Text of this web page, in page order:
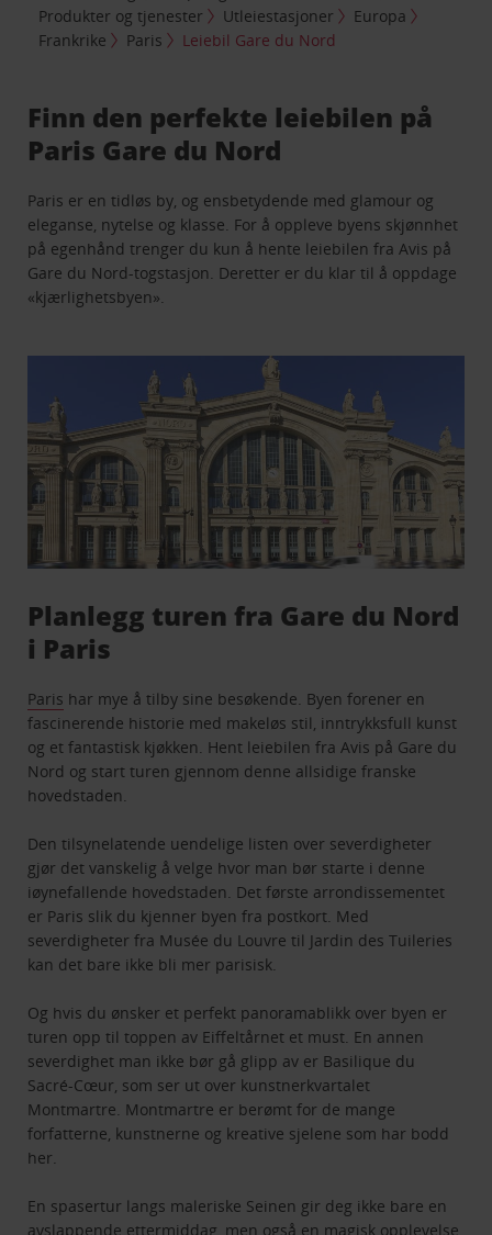
Produkter og tjenester
Utleiestasjoner
Europa
Frankrike
Paris Leiebil Gare du Nord
Finn den perfekte leiebilen på
Paris Gare du Nord
Paris er en tidløs by, og ensbetydende med glamour og
eleganse, nytelse og klasse. For å oppleve byens skjønnhet
på egenhånd trenger du kun å hente leiebilen fra Avis på
Gare du Nord-togstasjon. Deretter er du klar til å oppdage
«kjærlighetsbyen».
Planlegg turen fra Gare du Nord
i Paris
Paris har mye å tilby sine besøkende. Byen forener en
fascinerende historie med makeløs stil, inntrykksfull kunst
og et fantastisk kjøkken. Hent leiebilen fra Avis på Gare du
Nord og start turen gjennom denne allsidige franske
hovedstaden.
Den tilsynelatende uendelige listen over severdigheter
gjør det vanskelig å velge hvor man bør starte i denne
iøynefallende hovedstaden. Det første arrondissementet
er Paris slik du kjenner byen fra postkort. Med
severdigheter fra Musée du Louvre til Jardin des Tuileries
kan det bare ikke bli mer parisisk.
Og hvis du ønsker et perfekt panoramablikk over byen er
turen opp til toppen av Eiffeltårnet et must. En annen
severdighet man ikke bør gå glipp av er Basilique du
Sacré-Cœur, som ser ut over kunstnerkvartalet
Montmartre. Montmartre er berømt for de mange
forfatterne, kunstnerne og kreative sjelene som har bodd
her.
En spasertur langs maleriske Seinen gir deg ikke bare en
avslappende ettermiddag, men også en magisk opplevelse